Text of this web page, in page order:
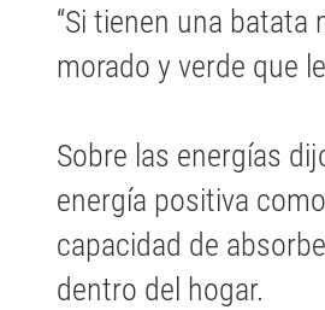
“Si tienen una
morado y verde que
Sobre las energías
energía positiva
capacidad de
dentro del hogar.